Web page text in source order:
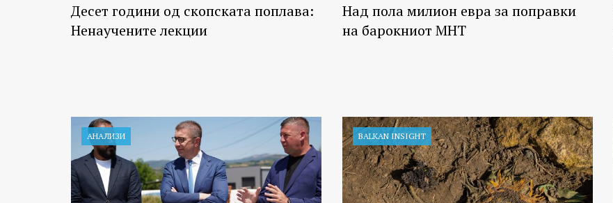
Десет години од скопската поплава:
Ненаучените лекции
Над пола милион евра за поправки
на барокниот МНТ
АНАЛИЗИ BALKAN INSIGHT